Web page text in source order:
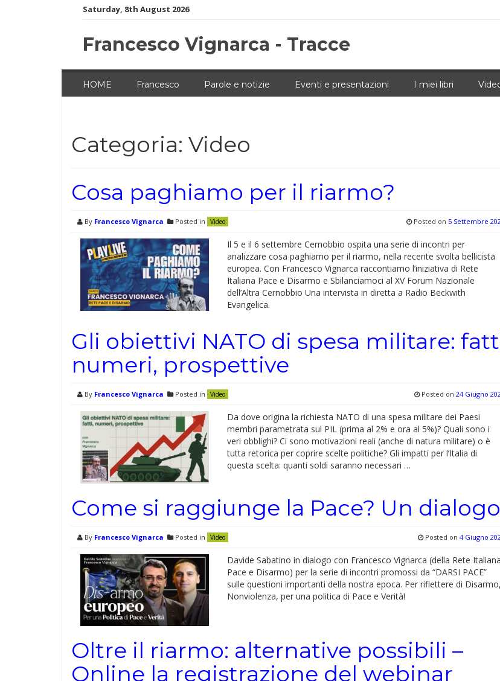
Saturday, 8th August 2026
Francesco Vignarca - Tracce
HOME Francesco Parole e notizie Eventi e presentazioni I miei libri
Categoria: Video
Cosa paghiamo per il riarmo?
By Francesco Vignarca Posted in Video Posted on 5 Settembre
Il 5 e il 6 settembre Cernobbio ospita una serie di incontri per
analizzare cosa paghiamo per il riarmo, nella recente svolta bellicista
europea. Con Francesco Vignarca raccontiamo l’iniziativa di Rete
Italiana Pace e Disarmo e Sbilanciamoci al XV Forum Nazionale
dell’Altra Cernobbio Una intervista in diretta a Radio Beckwith
Evangelica.
Gli obiettivi NATO di spesa militare:
numeri, prospettive
By Francesco Vignarca Posted in Video Posted on 24 Giugno
Da dove origina la richiesta NATO di una spesa militare dei Paesi
membri parametrata sul PIL (prima al 2% e ora al 5%)? Quali sono i
veri obblighi? Ci sono motivazioni reali (anche di natura militare) o è
tutta retorica per coprire scelte politiche? Gli impatti per l’Italia di
questa scelta: quanti soldi saranno necessari …
Come si raggiunge la Pace? Un dialogo
By Francesco Vignarca Posted in Video Posted on 4 Giugno
Davide Sabatino in dialogo con Francesco Vignarca (della Rete Italiana
Pace e Disarmo) per la serie di incontri promossi da “DARSI PACE”
sulle questioni importanti della nostra epoca. Per riflettere di Disarmo,
Nonviolenza, per una politica di Pace e Verità!
Oltre il riarmo: alternative possibili –
Online la registrazione del webinar